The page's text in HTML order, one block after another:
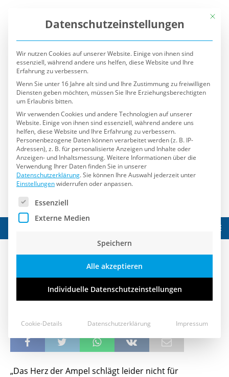
„Wir können die Kernkraft
weiterführen und wir müssen sie
sogar weiterführen!“
„Das Herz der Ampel schlägt leider nicht für
Mit
Datenschutzeinstellungen
Wir nutzen Cookies auf unserer Website. Einige von ihnen sind
essenziell, während andere uns helfen, diese Website und Ihre
Erfahrung zu verbessern.
Wenn Sie unter 16 Jahre alt sind und Ihre Zustimmung zu freiwilligen
Diensten geben möchten, müssen Sie Ihre Erziehungsberechtigten
um Erlaubnis bitten.
Wir verwenden Cookies und andere Technologien auf unserer
Website. Einige von ihnen sind essenziell, während andere uns
helfen, diese Website und Ihre Erfahrung zu verbessern.
Personenbezogene Daten können verarbeitet werden (z. B. IP-
Adressen), z. B. für personalisierte Anzeigen und Inhalte oder
Anzeigen- und Inhaltsmessung.Weitere Informationen über die
Verwendung Ihrer Daten finden Sie in unserer
Datenschutzerklärung.Sie können Ihre Auswahl jederzeit unter
Einstellungenwiderrufen oder anpassen.
Es folgt eine Liste der Service-Gruppen, für die eine
Essenziell
Externe Medien
Speichern
Alle akzeptieren
Individuelle Datenschutzeinstellungen
Cookie-Details Datenschutzerklärung Impressum